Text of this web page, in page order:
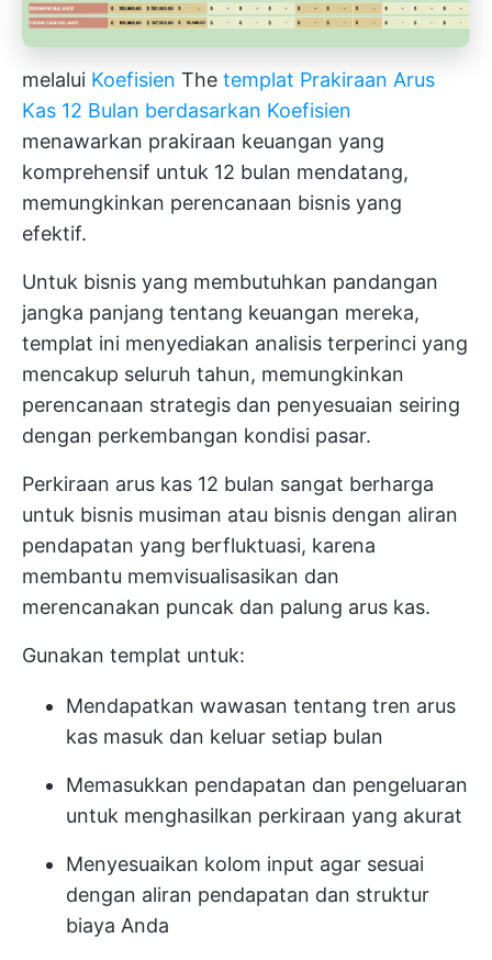
melalui Koefisien The templat Prakiraan Arus
Kas 12 Bulan berdasarkan Koefisien
menawarkan prakiraan keuangan yang
komprehensif untuk 12 bulan mendatang,
memungkinkan perencanaan bisnis yang
efektif.
Untuk bisnis yang membutuhkan pandangan
jangka panjang tentang keuangan mereka,
templat ini menyediakan analisis terperinci yang
mencakup seluruh tahun, memungkinkan
perencanaan strategis dan penyesuaian seiring
dengan perkembangan kondisi pasar.
Perkiraan arus kas 12 bulan sangat berharga
untuk bisnis musiman atau bisnis dengan aliran
pendapatan yang berfluktuasi, karena
membantu memvisualisasikan dan
merencanakan puncak dan palung arus kas.
Gunakan templat untuk:
Mendapatkan wawasan tentang tren arus
kas masuk dan keluar setiap bulan
Memasukkan pendapatan dan pengeluaran
untuk menghasilkan perkiraan yang akurat
Menyesuaikan kolom input agar sesuai
dengan aliran pendapatan dan struktur
biaya Anda